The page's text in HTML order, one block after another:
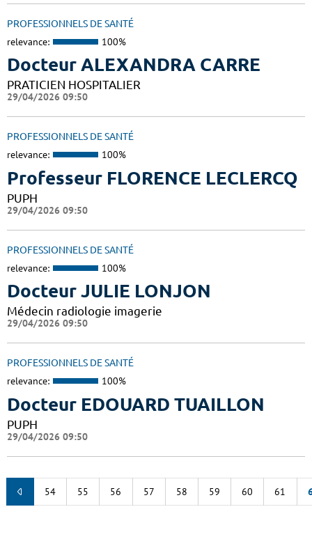
PROFESSIONNELS DE SANTÉ
relevance: 100%
Docteur ALEXANDRA CARRE
PRATICIEN HOSPITALIER
29/04/2026 09:50
PROFESSIONNELS DE SANTÉ
relevance: 100%
Professeur FLORENCE LECLERCQ
PUPH
29/04/2026 09:50
PROFESSIONNELS DE SANTÉ
relevance: 100%
Docteur JULIE LONJON
Médecin radiologie imagerie
29/04/2026 09:50
PROFESSIONNELS DE SANTÉ
relevance: 100%
Docteur EDOUARD TUAILLON
PUPH
29/04/2026 09:50
54 55 56 57 58 59 60 61